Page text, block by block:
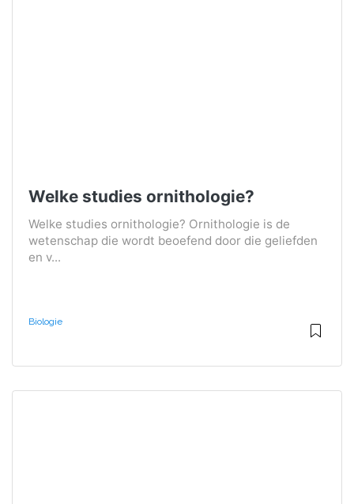
Welke studies ornithologie?
Welke studies ornithologie? Ornithologie is de
wetenschap die wordt beoefend door die geliefden
en v...
Biologie